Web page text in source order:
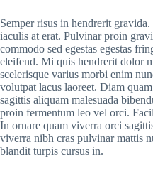
Semper risus in hendrerit
iaculis at erat. Pulvinar proin
commodo sed egestas egestas
eleifend. Mi quis hendrerit dolor
scelerisque varius morbi enim
volutpat lacus laoreet. Diam
sagittis aliquam malesuada
proin fermentum leo vel orci.
In ornare quam viverra orci
viverra nibh cras pulvinar mattis
blandit turpis cursus in.